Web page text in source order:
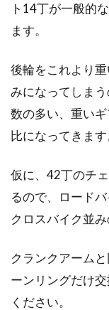
ト14丁が一般的
ます。
後輪をこれより
みになってしま
数の多い、重い
比になってきます
仮に、42丁のチ
るので、ロード
クロスバイク並
クランクアーム
ーンリングだけ
ください。